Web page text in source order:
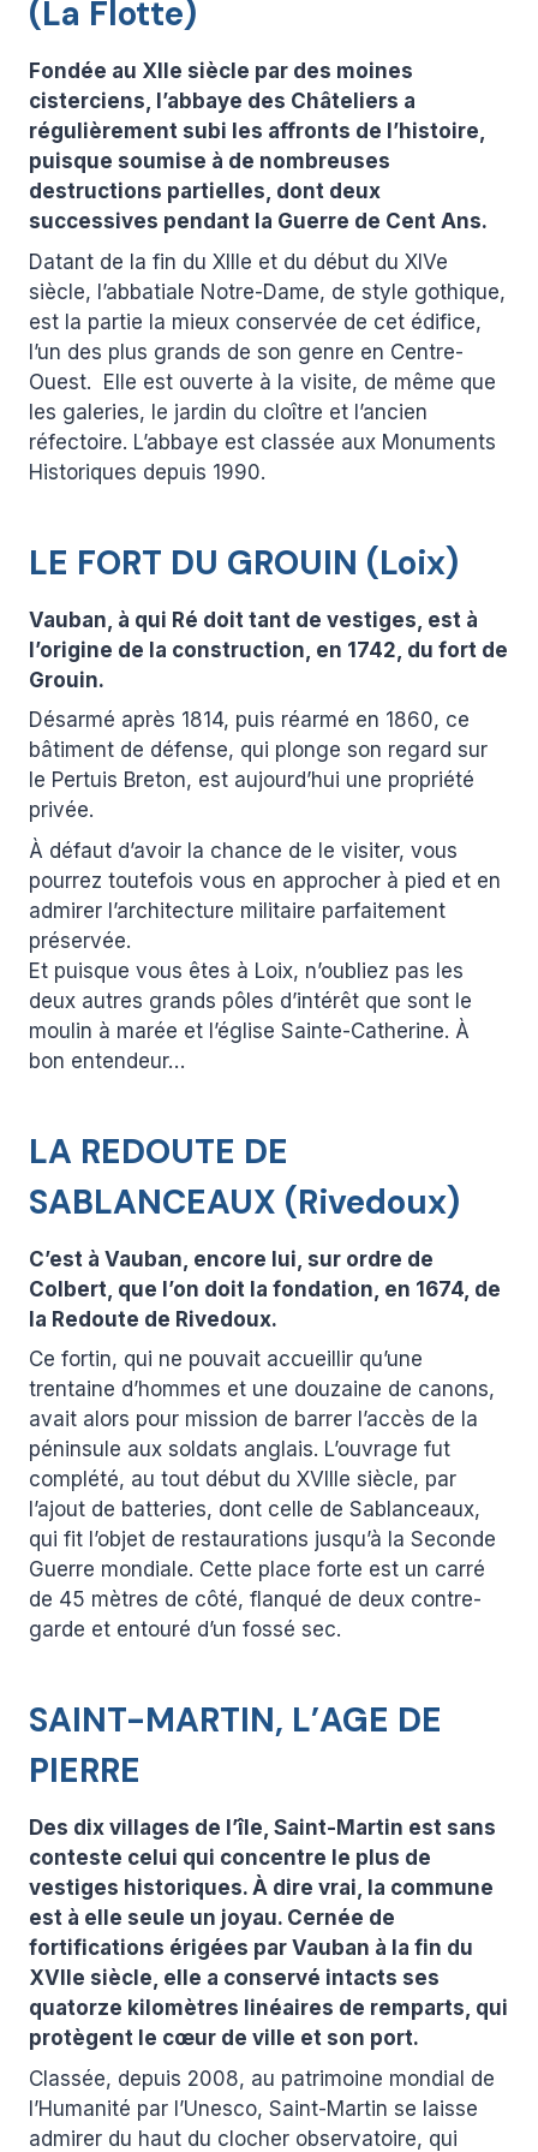
(La Flotte)
Fondée au XIIe siècle par des moines
cisterciens, l’abbaye des Châteliers a
régulièrement subi les affronts de l’histoire,
puisque soumise à de nombreuses
destructions partielles, dont deux
successives pendant la Guerre de Cent Ans.
Datant de la fin du XIIIe et du début du XIVe
siècle, l’abbatiale Notre-Dame, de style gothique,
est la partie la mieux conservée de cet édifice,
l’un des plus grands de son genre en Centre-
Ouest. Elle est ouverte à la visite, de même que
les galeries, le jardin du cloître et l’ancien
réfectoire. L’abbaye est classée aux Monuments
Historiques depuis 1990.
LE FORT DU GROUIN (Loix)
Vauban, à qui Ré doit tant de vestiges, est à
l’origine de la construction, en 1742, du fort de
Grouin.
Désarmé après 1814, puis réarmé en 1860, ce
bâtiment de défense, qui plonge son regard sur
le Pertuis Breton, est aujourd’hui une propriété
privée.
À défaut d’avoir la chance de le visiter, vous
pourrez toutefois vous en approcher à pied et en
admirer l’architecture militaire parfaitement
préservée.
Et puisque vous êtes à Loix, n’oubliez pas les
deux autres grands pôles d’intérêt que sont le
moulin à marée et l’église Sainte-Catherine. À
bon entendeur…
LA REDOUTE DE
SABLANCEAUX (Rivedoux)
C’est à Vauban, encore lui, sur ordre de
Colbert, que l’on doit la fondation, en 1674, de
la Redoute de Rivedoux.
Ce fortin, qui ne pouvait accueillir qu’une
trentaine d’hommes et une douzaine de canons,
avait alors pour mission de barrer l’accès de la
péninsule aux soldats anglais. L’ouvrage fut
complété, au tout début du XVIIIe siècle, par
l’ajout de batteries, dont celle de Sablanceaux,
qui fit l’objet de restaurations jusqu’à la Seconde
Guerre mondiale. Cette place forte est un carré
de 45 mètres de côté, flanqué de deux contre-
garde et entouré d’un fossé sec.
SAINT-MARTIN, L’AGE DE
PIERRE
Des dix villages de l’île, Saint-Martin est sans
conteste celui qui concentre le plus de
vestiges historiques. À dire vrai, la commune
est à elle seule un joyau. Cernée de
fortifications érigées par Vauban à la fin du
XVIIe siècle, elle a conservé intacts ses
quatorze kilomètres linéaires de remparts, qui
protègent le cœur de ville et son port.
Classée, depuis 2008, au patrimoine mondial de
l’Humanité par l’Unesco, Saint-Martin se laisse
admirer du haut du clocher observatoire, qui